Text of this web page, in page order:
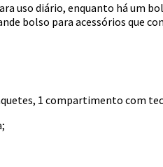
uso diário, enquanto há um
bolso para acessórios que
1 compartimento com